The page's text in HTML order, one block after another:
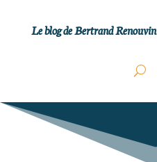
Le blog de Bertrand Renouvin